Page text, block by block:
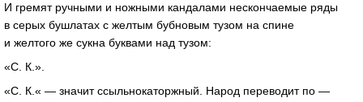
И гремят ручными и ножными кандалами нескончаемые ряды
в серых бушлатах с желтым бубновым тузом на спине
и желтого же сукна буквами над тузом:
«С. К.».
«С. К.« — значит ссыльнокаторжный. Народ переводит по —